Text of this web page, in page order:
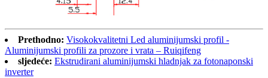
Prethodno: Visokokvalitetni Led aluminijumski profil -
Aluminijumski profili za prozore i vrata – Ruiqifeng
sljedeće: Ekstrudirani aluminijumski hladnjak za fotonaponski
inverter